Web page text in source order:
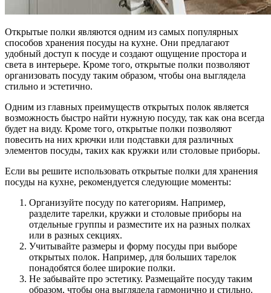
Открытые полки являются одним из самых популярных
способов хранения посуды на кухне. Они предлагают
удобный доступ к посуде и создают ощущение простора и
света в интерьере. Кроме того, открытые полки позволяют
организовать посуду таким образом, чтобы она выглядела
стильно и эстетично.
Одним из главных преимуществ открытых полок является
возможность быстро найти нужную посуду, так как она всегда
будет на виду. Кроме того, открытые полки позволяют
повесить на них крючки или подставки для различных
элементов посуды, таких как кружки или столовые приборы.
Если вы решите использовать открытые полки для хранения
посуды на кухне, рекомендуется следующие моменты:
Организуйте посуду по категориям. Например,
разделите тарелки, кружки и столовые приборы на
отдельные группы и разместите их на разных полках
или в разных секциях.
Учитывайте размеры и форму посуды при выборе
открытых полок. Например, для больших тарелок
понадобятся более широкие полки.
Не забывайте про эстетику. Размещайте посуду таким
образом, чтобы она выглядела гармонично и стильно.